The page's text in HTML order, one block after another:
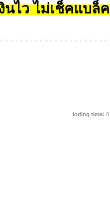
นไว ไม่เช็คแบล็
loding time: